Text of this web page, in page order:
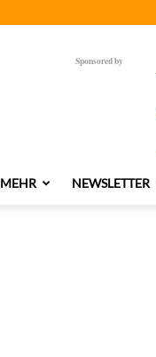
Sponsored by
MEHR NEWSLETTER